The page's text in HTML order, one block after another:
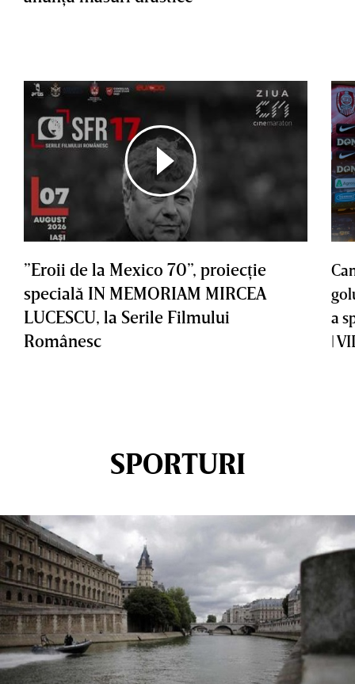
”Eroii de la Mexico 70”, proiecţie
specială IN MEMORIAM MIRCEA
LUCESCU, la Serile Filmului
Românesc
a
|
SPORTURI